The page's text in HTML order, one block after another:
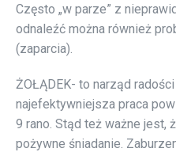
Często „w parze” z
odnaleźć można również
(zaparcia).
ŻOŁĄDEK- to narząd
najefektywniejsza praca
9 rano. Stąd też ważne jest,
pożywne śniadanie.